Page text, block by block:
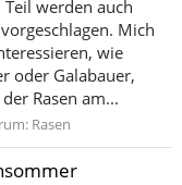
werden auch
Mich
wie
oder Galabauer,
Rasen am...
Rasen